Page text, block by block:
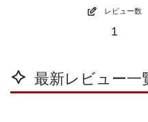
レビュー数
1
最新レビュー一